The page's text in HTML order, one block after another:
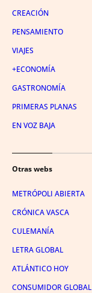
CREACIÓN
PENSAMIENTO
VIAJES
+ECONOMÍA
GASTRONOMÍA
PRIMERAS PLANAS
EN VOZ BAJA
Otras webs
METRÓPOLI ABIERTA
CRÓNICA VASCA
CULEMANÍA
LETRA GLOBAL
ATLÁNTICO HOY
CONSUMIDOR GLOBAL